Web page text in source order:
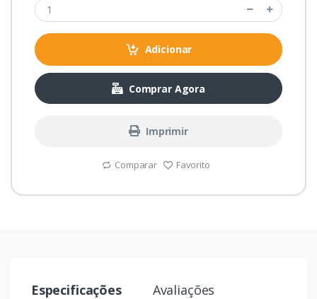
Adicionar
Comprar Agora
Imprimir
Comparar Favorito
Especificações Avaliações